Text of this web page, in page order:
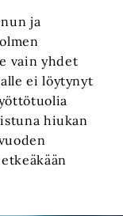
ja
vain yhdet
ei löytynyt
hiukan